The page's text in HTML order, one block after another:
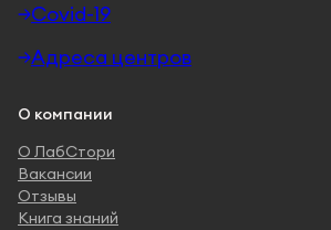
Covid-19
Адреса центров
О компании
О ЛабСтори
Вакансии
Отзывы
Книга знаний